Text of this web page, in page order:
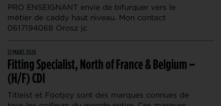
PRO ENSEIGNANT envie de bifurquer vers le
métier de caddy haut niveau. Mon contact
0617194068 Orosz jc
12 MARS 2026
Fitting Specialist, North of France & Belgium –
(H/F) CDI
Titleist et Footjoy sont des marques connues de